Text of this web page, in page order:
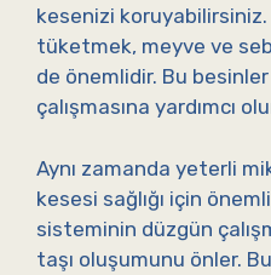
kesenizi koruyabilirsiniz.
tüketmek, meyve ve
de önemlidir. Bu
çalışmasına yardımcı
Aynı zamanda yeterli
kesesi sağlığı için
sisteminin düzgün
taşı oluşumunu önler.